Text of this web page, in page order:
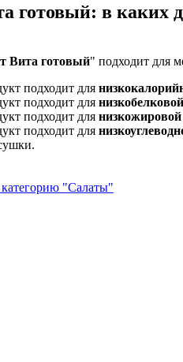
готовый: в каких
Вита готовый" подходит для
подходит для
подходит для
подходит для
подходит для
"Салаты"